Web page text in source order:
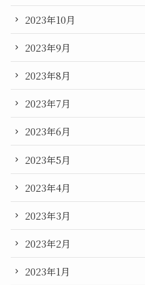
2023年10月
2023年9月
2023年8月
2023年7月
2023年6月
2023年5月
2023年4月
2023年3月
2023年2月
2023年1月